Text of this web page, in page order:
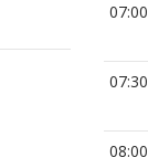
07:00
07:30
08:00